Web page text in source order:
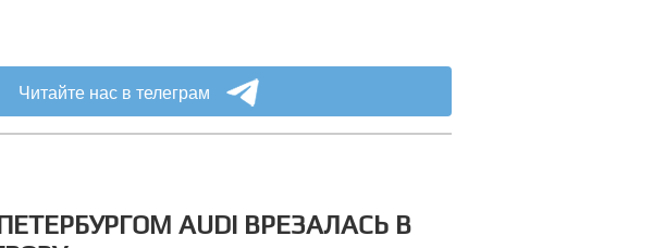
Читайте нас в телеграм
AUDI ВРЕЗАЛАСЬ В